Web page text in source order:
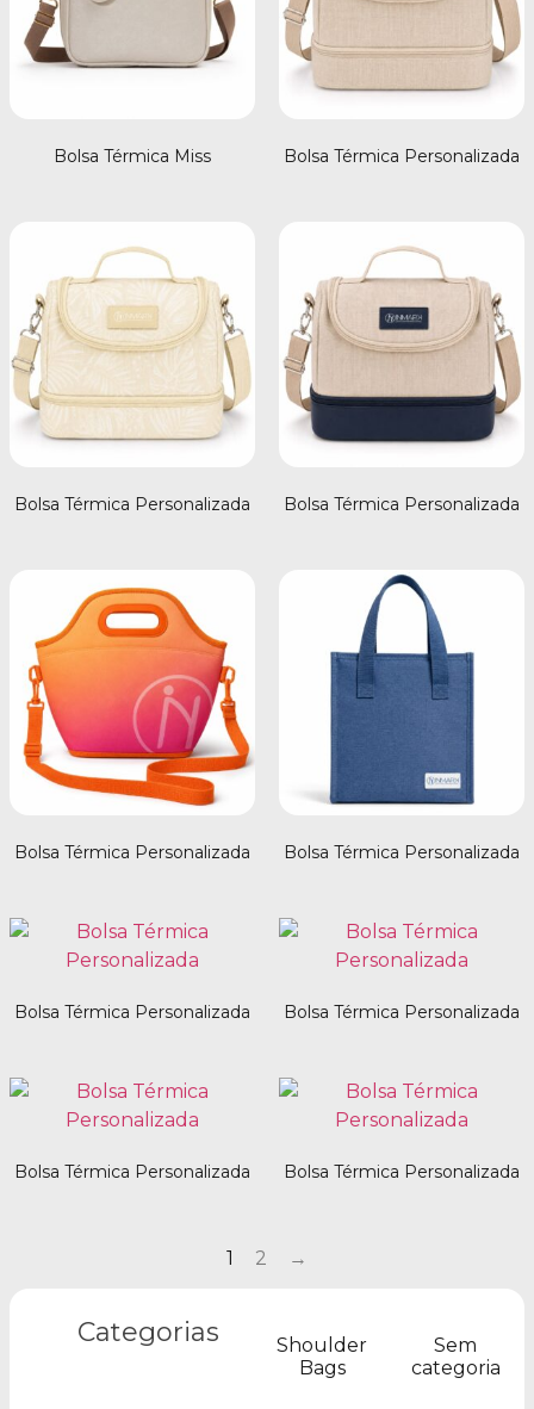
Categorias
Shoulder
Bags
Sem
categoria
Bolsa Térmica Miss Bolsa Térmica Personalizada
Bolsa Térmica Personalizada Bolsa Térmica Personalizada
Bolsa Térmica Personalizada Bolsa Térmica Personalizada
Bolsa Térmica Personalizada Bolsa Térmica Personalizada
Bolsa Térmica Personalizada Bolsa Térmica Personalizada
1 2 →